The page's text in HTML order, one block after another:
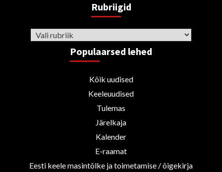
Rubriigid
Rubriigid
Populaarsed lehed
Kõik uudised
Keeleuudised
Tulemas
Järelkaja
Kalender
E-raamat
Eesti keele masintõlke ja toimetamise / õigekirja